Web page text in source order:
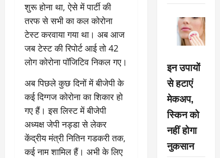
शुरू होना था, ऐसे में पार्टी की
तरफ से सभी का कल कोरोना
टेस्ट करवाया गया था। अब आज
जब टेस्ट की रिपोर्ट आई तो 42
लोग कोरोना पॉजिटिव निकल गए।
अब पिछले कुछ दिनों में बीजेपी के
कई दिग्गज कोरोना का शिकार हो
गए हैं। इस लिस्ट में बीजेपी
अध्यक्ष जेपी नड्डा से लेकर
केंद्रीय मंत्री नितिन गडकरी तक,
कई नाम शामिल हैं। अभी के लिए
इन उपायों
से हटाएं
मेकअप,
स्किन को
नहीं होगा
नुकसान